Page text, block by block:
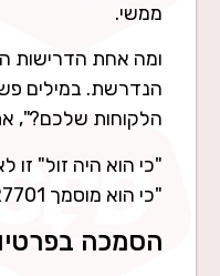
ממשי.
ומה אחת הדרישות
הנדרשת. במילים
הלקוחות שלכם?",
"כי הוא היה זול" זו
"כי הוא מוסמך ISO 27701 לניהול פרטיות המידע" זו תשובה מצוינת.
הסמכה